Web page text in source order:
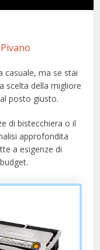
casuale, ma se stai
scelta della migliore
posto giusto.
di bistecchiera o il
approfondita
a esigenze di